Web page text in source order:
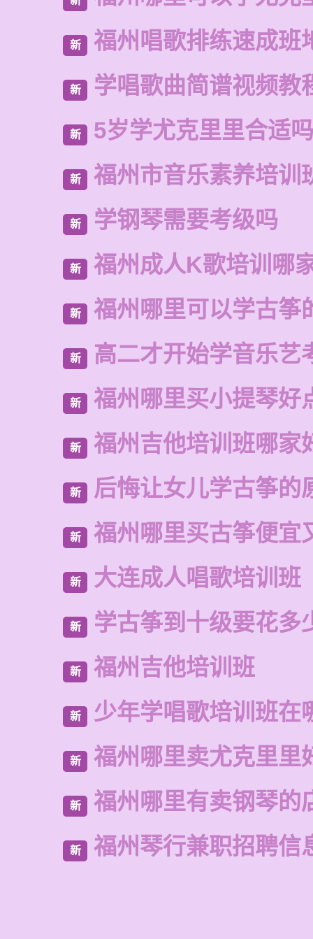
新 福州唱歌排练速成班
新 学唱歌曲简谱视频教
新 5岁学尤克里里合适
新 福州市音乐素养培训
新 学钢琴需要考级吗
新 福州成人K歌培训哪
新 福州哪里可以学古筝
新 高二才开始学音乐艺
新 福州哪里买小提琴好
新 福州吉他培训班哪家
新 后悔让女儿学古筝的
新 福州哪里买古筝便宜
新 大连成人唱歌培训班
新 学古筝到十级要花多
新 福州吉他培训班
新 少年学唱歌培训班在
新 福州哪里卖尤克里里
新 福州哪里有卖钢琴的
新 福州琴行兼职招聘信